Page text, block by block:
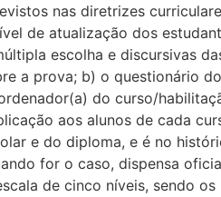
nas diretrizes
de atualização dos
escolha e discursivas
a prova; b) o questionário
do curso/
aos alunos de cada
e do diploma, e é no
for o caso, dispensa
de cinco níveis, sendo